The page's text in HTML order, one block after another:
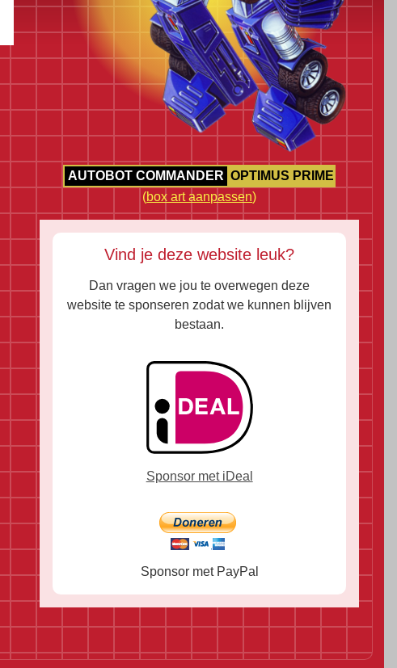
AUTOBOT COMMANDER OPTIMUS PRIME
(box art aanpassen)
Vind je deze website leuk?
Dan vragen we jou te overwegen deze
website te sponseren zodat we kunnen blijven
bestaan.
Sponsor met iDeal
Sponsor met PayPal